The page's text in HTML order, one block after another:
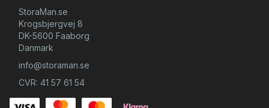
StoraMan.se
Krogsbjergvej 8
DK-5600 Faaborg
Danmark
info@storaman.se
CVR: 41 57 61 54